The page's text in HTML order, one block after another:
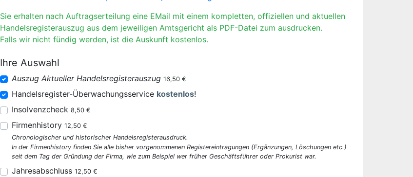
Sie erhalten nach Auftragserteilung eine EMail mit einem kompletten, offiziellen und aktuellen
Handelsregisterauszug aus dem jeweiligen Amtsgericht als PDF-Datei zum ausdrucken.
Falls wir nicht fündig werden, ist die Auskunft kostenlos.
Ihre Auswahl
Auszug Aktueller Handelsregisterauszug 16,50 €
Handelsregister-Überwachungsservice kostenlos!
Insolvenzcheck 8,50 €
Firmenhistory 12,50 €
Chronologischer und historischer Handelsregisterausdruck.
In der Firmenhistory finden Sie alle bisher vorgenommenen Registereintragungen (Ergänzungen, Löschungen etc.)
seit dem Tag der Gründung der Firma, wie zum Beispiel wer früher Geschäftsführer oder Prokurist war.
Jahresabschluss 12,50 €